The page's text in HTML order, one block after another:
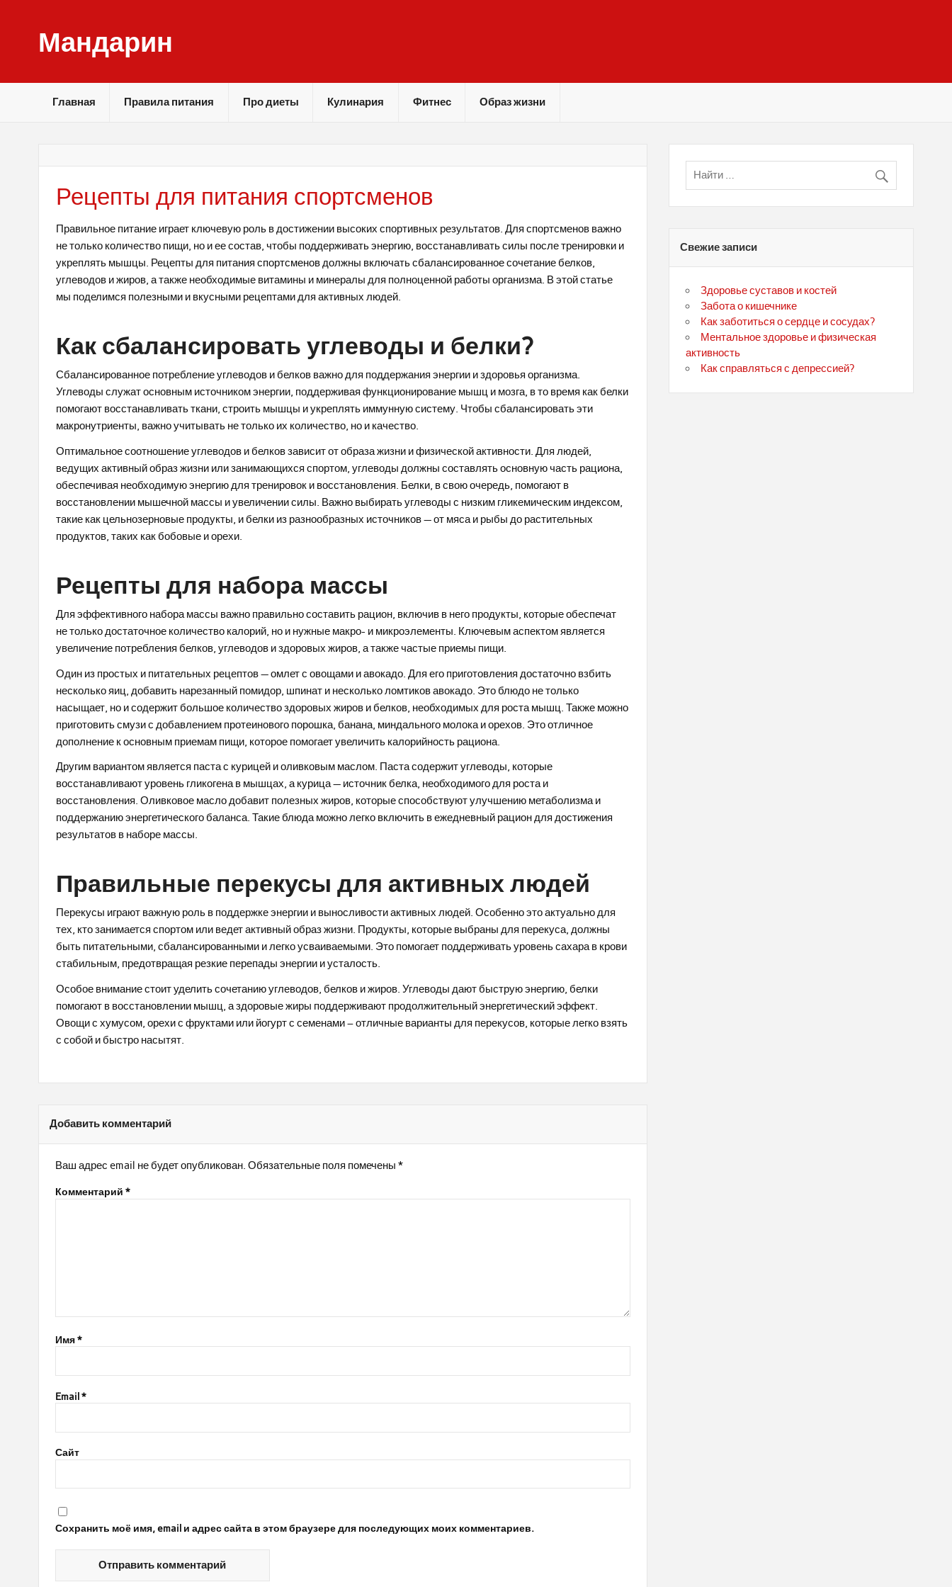
Мандарин
Главная Правила питания Про диеты Кулинария Фитнес Образ жизни
Рецепты для питания спортсменов
Правильное питание играет ключевую роль в достижении высоких спортивных результатов. Для спортсменов важно
не только количество пищи, но и ее состав, чтобы поддерживать энергию, восстанавливать силы после тренировки и
укреплять мышцы. Рецепты для питания спортсменов должны включать сбалансированное сочетание белков,
углеводов и жиров, а также необходимые витамины и минералы для полноценной работы организма. В этой статье
мы поделимся полезными и вкусными рецептами для активных людей.
Как сбалансировать углеводы и белки?
Сбалансированное потребление углеводов и белков важно для поддержания энергии и здоровья организма.
Углеводы служат основным источником энергии, поддерживая функционирование мышц и мозга, в то время как белки
помогают восстанавливать ткани, строить мышцы и укреплять иммунную систему. Чтобы сбалансировать эти
макронутриенты, важно учитывать не только их количество, но и качество.
Оптимальное соотношение углеводов и белков зависит от образа жизни и физической активности. Для людей,
ведущих активный образ жизни или занимающихся спортом, углеводы должны составлять основную часть рациона,
обеспечивая необходимую энергию для тренировок и восстановления. Белки, в свою очередь, помогают в
восстановлении мышечной массы и увеличении силы. Важно выбирать углеводы с низким гликемическим индексом,
такие как цельнозерновые продукты, и белки из разнообразных источников — от мяса и рыбы до растительных
продуктов, таких как бобовые и орехи.
Рецепты для набора массы
Для эффективного набора массы важно правильно составить рацион, включив в него продукты, которые обеспечат
не только достаточное количество калорий, но и нужные макро- и микроэлементы. Ключевым аспектом является
увеличение потребления белков, углеводов и здоровых жиров, а также частые приемы пищи.
Один из простых и питательных рецептов — омлет с овощами и авокадо. Для его приготовления достаточно взбить
несколько яиц, добавить нарезанный помидор, шпинат и несколько ломтиков авокадо. Это блюдо не только
насыщает, но и содержит большое количество здоровых жиров и белков, необходимых для роста мышц. Также можно
приготовить смузи с добавлением протеинового порошка, банана, миндального молока и орехов. Это отличное
дополнение к основным приемам пищи, которое помогает увеличить калорийность рациона.
Другим вариантом является паста с курицей и оливковым маслом. Паста содержит углеводы, которые
восстанавливают уровень гликогена в мышцах, а курица — источник белка, необходимого для роста и
восстановления. Оливковое масло добавит полезных жиров, которые способствуют улучшению метаболизма и
поддержанию энергетического баланса. Такие блюда можно легко включить в ежедневный рацион для достижения
результатов в наборе массы.
Правильные перекусы для активных людей
Перекусы играют важную роль в поддержке энергии и выносливости активных людей. Особенно это актуально для
тех, кто занимается спортом или ведет активный образ жизни. Продукты, которые выбраны для перекуса, должны
быть питательными, сбалансированными и легко усваиваемыми. Это помогает поддерживать уровень сахара в крови
стабильным, предотвращая резкие перепады энергии и усталость.
Особое внимание стоит уделить сочетанию углеводов, белков и жиров. Углеводы дают быструю энергию, белки
помогают в восстановлении мышц, а здоровые жиры поддерживают продолжительный энергетический эффект.
Овощи с хумусом, орехи с фруктами или йогурт с семенами – отличные варианты для перекусов, которые легко взять
с собой и быстро насытят.
Добавить комментарий
Ваш адрес email не будет опубликован. Обязательные поля помечены *
Комментарий *
Имя*
Email*
Сайт
Сохранить моё имя, email и адрес сайта в этом браузере для последующих моих комментариев.
Свежие записи
Здоровье суставов и костей
Забота о кишечнике
Как заботиться о сердце и сосудах?
Ментальное здоровье и физическая
активность
Как справляться с депрессией?